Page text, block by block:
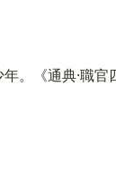
。《通典·職